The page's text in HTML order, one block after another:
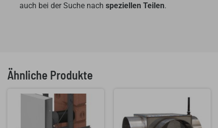
auch bei der Suche nach speziellen Teilen.
Ähnliche Produkte